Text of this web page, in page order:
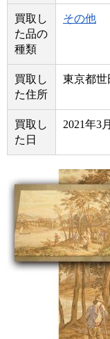
買取し
た品の
種類
その他
買取し
た住所
東京都世
買取し
た日
2021年3